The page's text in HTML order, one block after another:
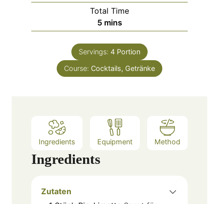
i
n
u
e
s
Total Time
5m
i
n
u
t
mins
Servings: 4 Portion
Course: Cocktails, Getränke
Ingredients Equipment Method
Ingredients
Zutaten